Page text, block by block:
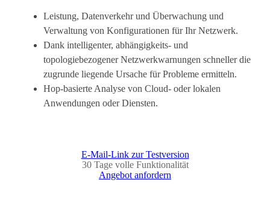
Leistung, Datenverkehr und Überwachung und
Verwaltung von Konfigurationen für Ihr Netzwerk.
Dank intelligenter, abhängigkeits- und
topologiebezogener Netzwerkwarnungen schneller die
zugrunde liegende Ursache für Probleme ermitteln.
Hop-basierte Analyse von Cloud- oder lokalen
Anwendungen oder Diensten.
E-Mail-Link zur Testversion
30 Tage volle Funktionalität
Angebot anfordern